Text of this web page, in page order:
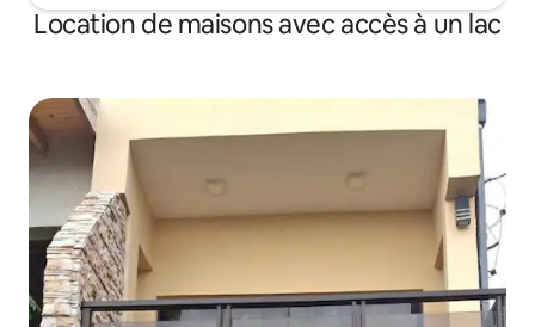
Location de maisons avec accès à un lac